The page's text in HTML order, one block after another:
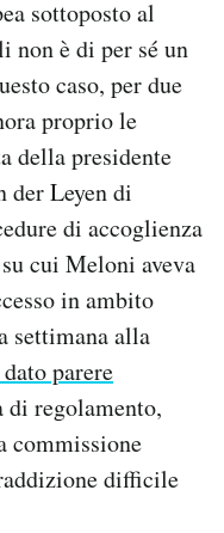
sottoposto al
non è di per sé un
caso, per due
proprio le
della presidente
der Leyen di
di accoglienza
cui Meloni aveva
in ambito
settimana alla
parere
di regolamento,
commissione
difficile